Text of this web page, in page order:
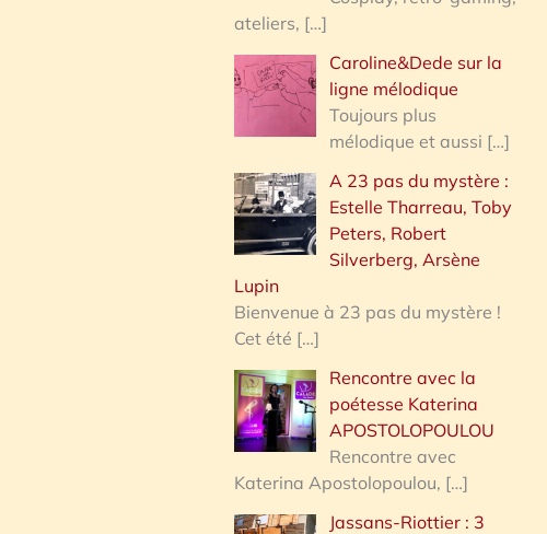
ateliers, […]
Caroline&Dede sur la
ligne mélodique
Toujours plus
mélodique et aussi […]
A 23 pas du mystère :
Estelle Tharreau, Toby
Peters, Robert
Silverberg, Arsène
Lupin
Bienvenue à 23 pas du mystère !
Cet été […]
Rencontre avec la
poétesse Katerina
APOSTOLOPOULOU
Rencontre avec
Katerina Apostolopoulou, […]
Jassans-Riottier : 3